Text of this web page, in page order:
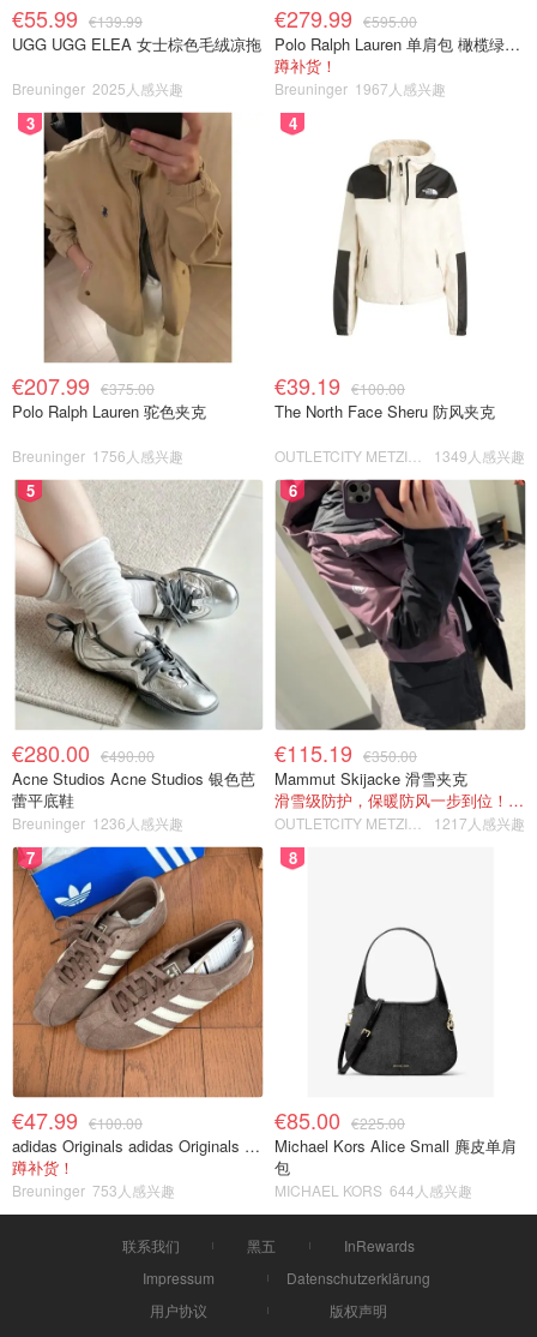
€55.99 €139.99
UGG UGG ELEA 女士棕色毛绒凉拖
Breuninger 2025人感兴趣
€279.99 €595.00
Polo Ralph Lauren 单肩包 橄榄绿金色
蹲补货！
Breuninger 1967人感兴趣
3
€207.99 €375.00
Polo Ralph Lauren 驼色夹克
Breuninger 1756人感兴趣
4
€39.19 €100.00
The North Face Sheru 防风夹克
1349人感兴趣
5
€280.00 €490.00
Acne Studios Acne Studios 银色芭
蕾平底鞋
Breuninger 1236人感兴趣
6
€115.19 €350.00
Mammut Skijacke 滑雪夹克
滑雪级防护，保暖防风一步到位！仅剩s！
1217人感兴趣
7
€47.99 €100.00
adidas Originals adidas Originals TOKYO 复古休闲鞋 深棕色
蹲补货！
Breuninger 753人感兴趣
8
€85.00 €225.00
Michael Kors Alice Small 麂皮单肩
包
MICHAEL KORS 644人感兴趣
联系我们 黑五
InRewards
Impressum
Datenschutzerklärung
用户协议
版权声明